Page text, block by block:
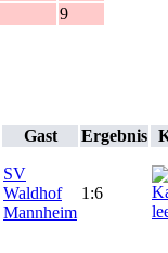
9
Gast Ergebnis
SV
Waldhof
Mannheim
1:6